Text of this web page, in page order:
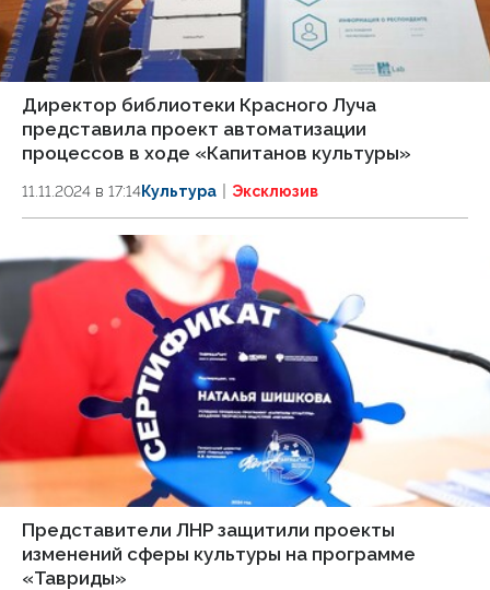
Директор библиотеки Красного Луча
представила проект автоматизации
процессов в ходе «Капитанов культуры»
11.11.2024 в 17:14Культура Эксклюзив
Представители ЛНР защитили проекты
изменений сферы культуры на программе
«Тавриды»